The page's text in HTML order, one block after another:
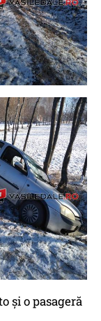
și o pasageră